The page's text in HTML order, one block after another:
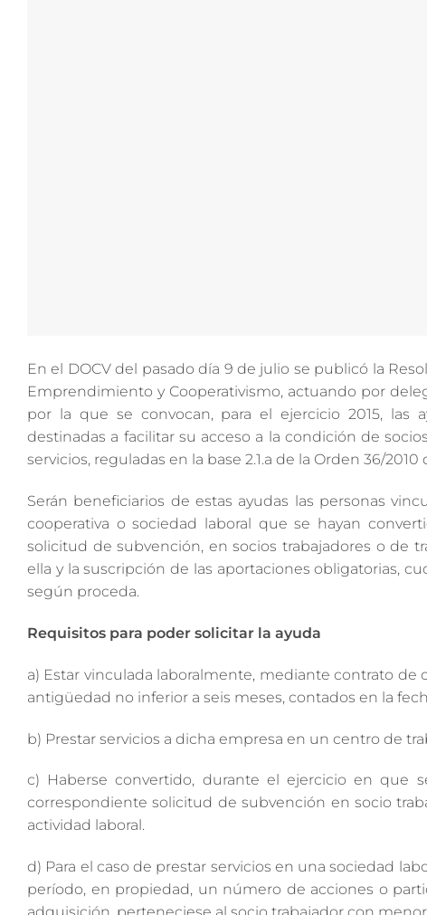
En el DOCV del pasado día 9 de julio se publicó la
Emprendimiento y Cooperativismo, actuando por
por la que se convocan, para el ejercicio 2015, las
destinadas a facilitar su acceso a la condición de
servicios, reguladas en la base 2.1.a de la Orden 36/
Serán beneficiarios de estas ayudas las personas
cooperativa o sociedad laboral que se hayan
solicitud de subvención, en socios trabajadores o de
ella y la suscripción de las aportaciones obligatorias,
según proceda.
Requisitos para poder solicitar la ayuda
a) Estar vinculada laboralmente, mediante contrato de
antigüedad no inferior a seis meses, contados en la
b) Prestar servicios a dicha empresa en un centro de
c) Haberse convertido, durante el ejercicio en que
correspondiente solicitud de subvención en socio
actividad laboral.
d) Para el caso de prestar servicios en una sociedad
período, en propiedad, un número de acciones o